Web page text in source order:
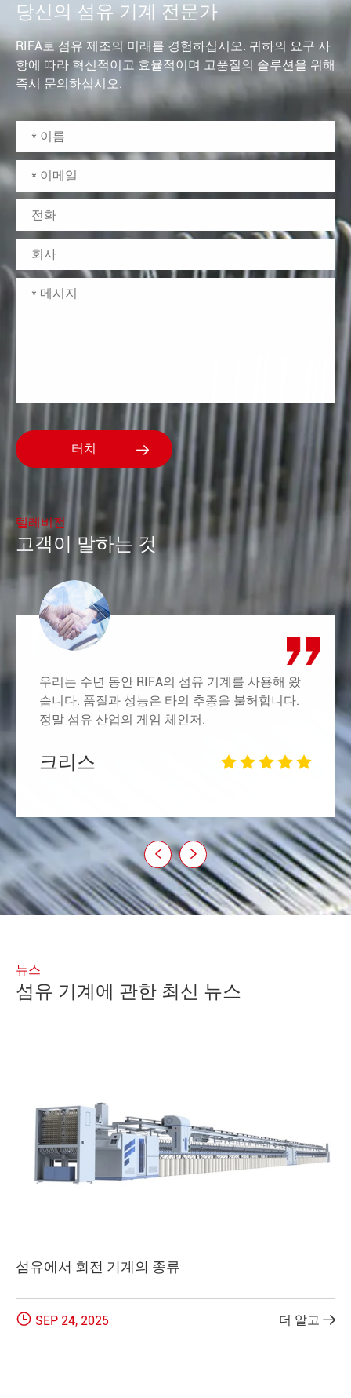
당신의 섬유 기계 전문가
RIFA로 섬유 제조의 미래를 경험하십시오. 귀하의 요구 사
항에 따라 혁신적이고 효율적이며 고품질의 솔루션을 위해
즉시 문의하십시오.

텔레비전
고객이 말하는 것
우리는 수년 동안 RIFA의 섬유 기계를 사용해 왔
습니다. 품질과 성능은 타의 추종을 불허합니다.
정말 섬유 산업의 게임 체인저.
크리스 
 
뉴스
섬유 기계에 관한 최신 뉴스
섬유에서 회전 기계의 종류
 SEP 24, 2025 더 알고 